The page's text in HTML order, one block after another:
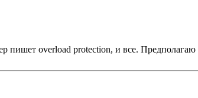
пишет overload protection, и все.